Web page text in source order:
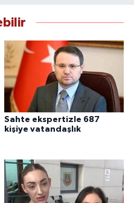
Sahte ekspertizle 687
kişiye vatandaşlık